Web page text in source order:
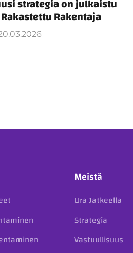
Rakentaja
Meistä
Ura Jatkeella
Strategia
Vastuullisuus